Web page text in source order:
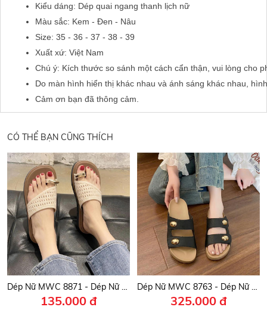
Kiểu dáng: Dép quai ngang thanh lịch nữ
Màu sắc: Kem - Đen - Nâu
Size: 35 - 36 - 37 - 38 - 39
Xuất xứ: Việt Nam
Chú ý: Kích thước so sánh một cách cẩn thận, vui lòng cho
Do màn hình hiển thị khác nhau và ánh sáng khác nhau,
Cảm ơn bạn đã thông cảm.
CÓ THỂ BẠN CŨNG THÍCH
Dép Nữ MWC 8871 - Dép Nữ Quai Giả Đan Phối Khuyên Vàng Đồng Sang Trọng, Nữ Tính, Thời Trang.
135.000 đ
Dép Nữ MWC 8763 - Dép Nữ Quai Đôi Phối Khóa Kim Loại Vàng Đồng Thanh Lịch, Sang Trọng, Thời Trang.
325.000 đ